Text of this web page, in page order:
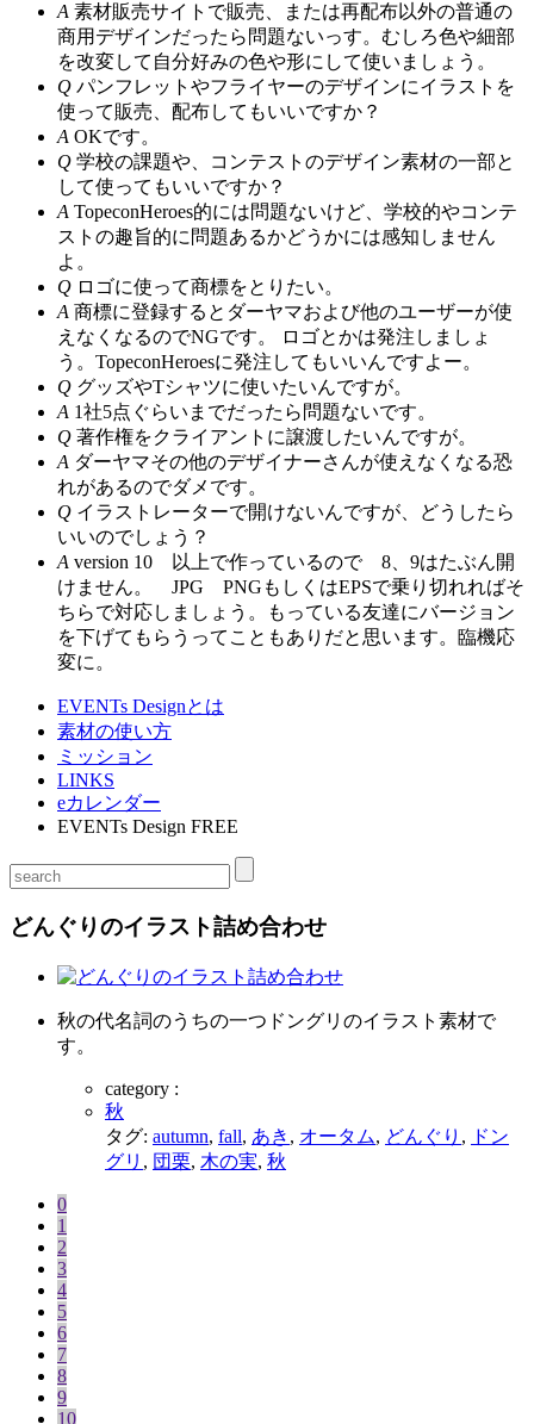
A 素材販売サイトで販売、または再配布以外の普通の
商用デザインだったら問題ないっす。むしろ色や細部
を改変して自分好みの色や形にして使いましょう。
Q パンフレットやフライヤーのデザインにイラストを
使って販売、配布してもいいですか？
A OKです。
Q 学校の課題や、コンテストのデザイン素材の一部と
して使ってもいいですか？
A TopeconHeroes的には問題ないけど、学校的やコンテ
ストの趣旨的に問題あるかどうかには感知しません
よ。
Q ロゴに使って商標をとりたい。
A 商標に登録するとダーヤマおよび他のユーザーが使
えなくなるのでNGです。 ロゴとかは発注しましょ
う。TopeconHeroesに発注してもいいんですよー。
Q グッズやTシャツに使いたいんですが。
A 1社5点ぐらいまでだったら問題ないです。
Q 著作権をクライアントに譲渡したいんですが。
A ダーヤマその他のデザイナーさんが使えなくなる恐
れがあるのでダメです。
Q イラストレーターで開けないんですが、どうしたら
いいのでしょう？
A version 10 以上で作っているので 8、9はたぶん開
けません。 JPG PNGもしくはEPSで乗り切れればそ
ちらで対応しましょう。もっている友達にバージョン
を下げてもらうってこともありだと思います。臨機応
変に。
EVENTs Designとは
素材の使い方
ミッション
LINKS
eカレンダー
EVENTs Design FREE
どんぐりのイラスト詰め合わせ
秋の代名詞のうちの一つドングリのイラスト素材で
す。
category :
秋
タグ: autumn, fall, あき , オータム, どんぐり , ドン
グリ , 団栗, 木の実, 秋
0
1
2
3
4
5
6
7
8
9
10